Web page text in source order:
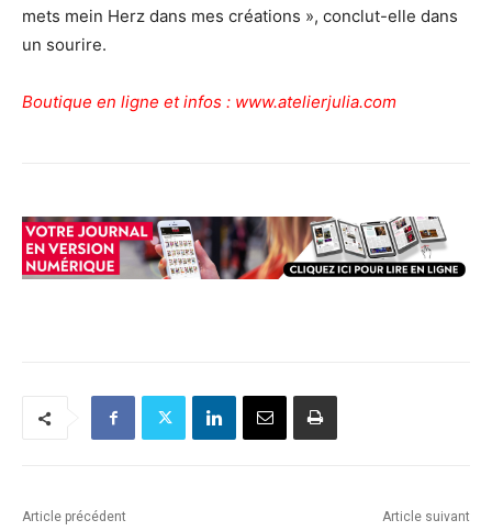
mets mein Herz dans mes créations », conclut-elle dans
un sourire.
Boutique en ligne et infos : www.atelierjulia.com
Article précédent Article suivant